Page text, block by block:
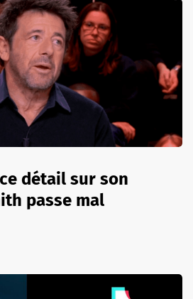
détail sur son
passe mal